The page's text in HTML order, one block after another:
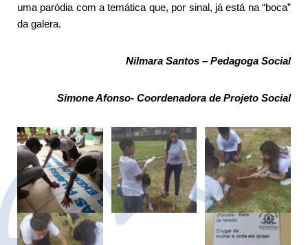
uma paródia com a temática que, por sinal, já está na “boca”
da galera.
Nilmara Santos – Pedagoga Social
Simone Afonso- Coordenadora de Projeto Social